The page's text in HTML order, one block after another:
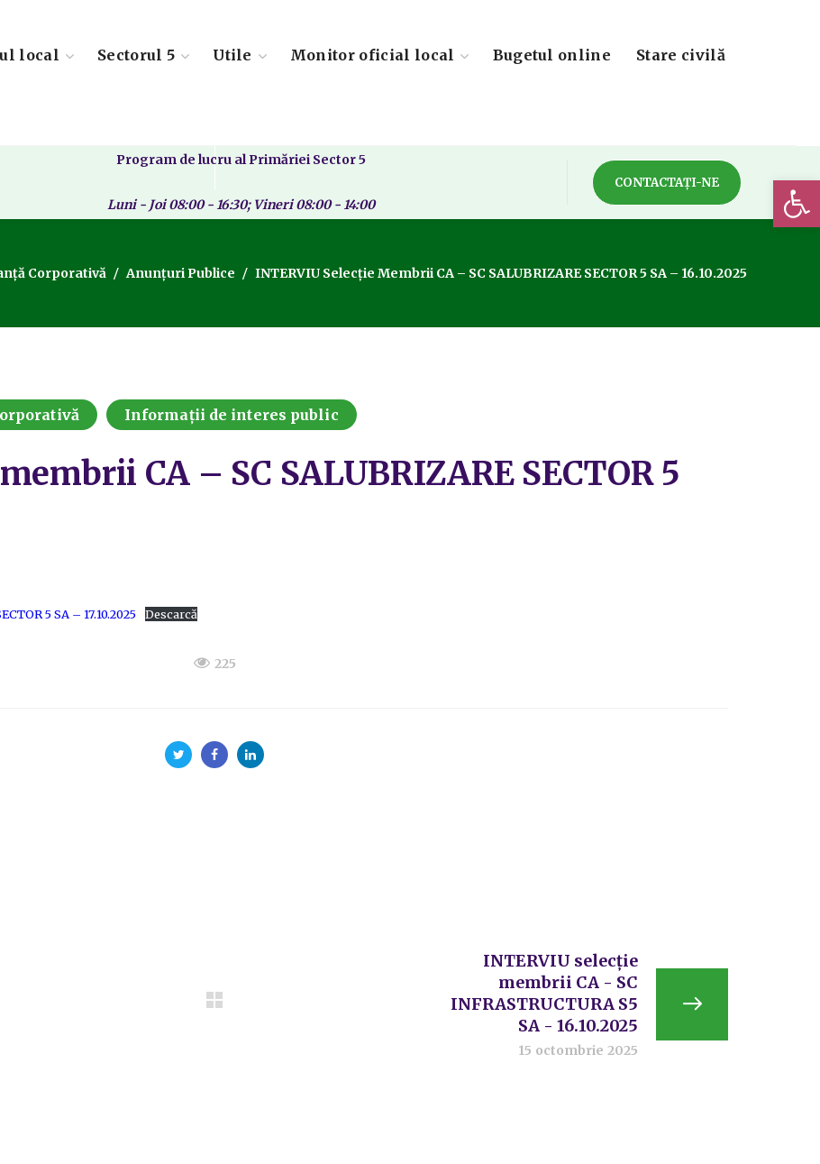
local Sectorul 5 Utile Monitor oficial local Bugetul online Stare civilă
Program de lucru al Primăriei Sector 5
Luni - Joi 08:00 - 16:30; Vineri 08:00 - 14:00
CONTACTAȚI-NE
Corporativă Anunțuri Publice INTERVIU Selecție Membrii CA – SC SALUBRIZARE SECTOR 5 SA – 16.10.2025
Informații de interes public
CA – SC SALUBRIZARE SECTOR 5
5 SA – 17.10.2025 Descarcă
225
INTERVIU selecție
membrii CA - SC
INFRASTRUCTURA S5
SA - 16.10.2025
15 octombrie 2025